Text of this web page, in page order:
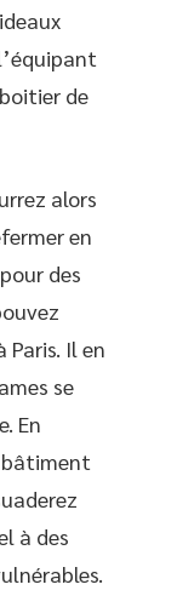
de
alors
en
des
Il en
se
En
à des